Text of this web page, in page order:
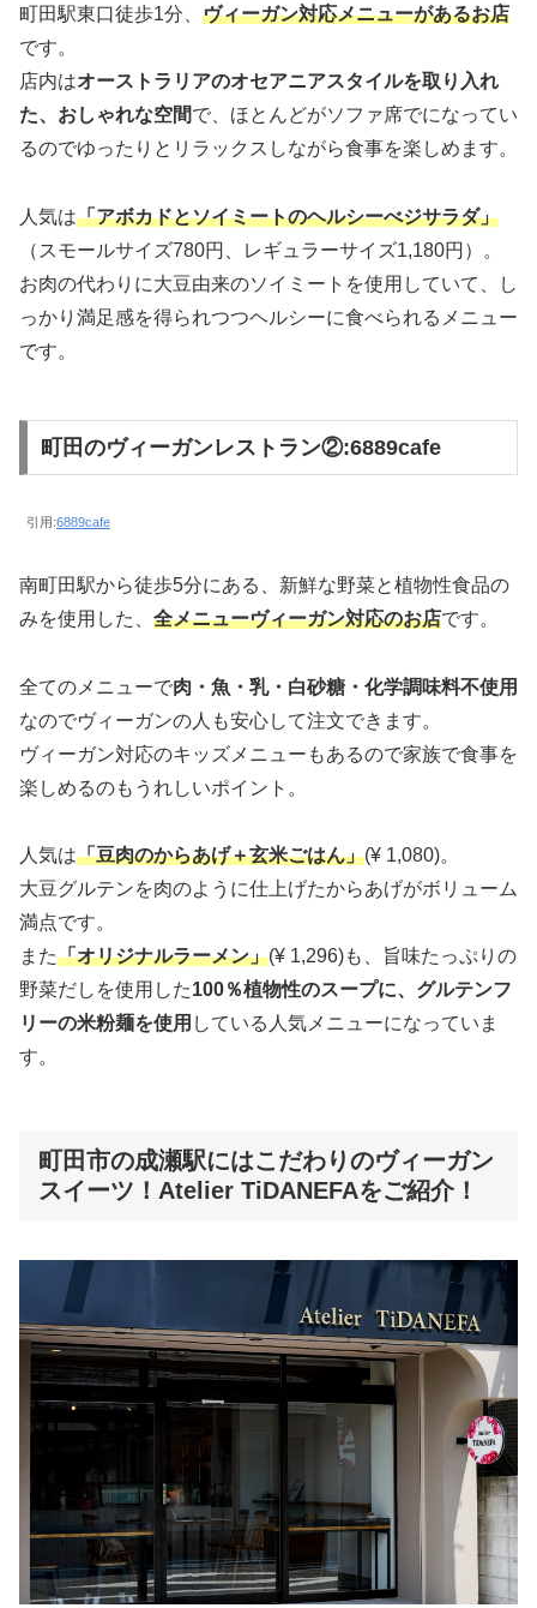
町田駅東口徒歩1分、 ヴィーガン対応メニューがあるお店
です。
店内はオーストラリアのオセアニアスタイルを取り入れ
た、おしゃれな空間で、ほとんどがソファ席でになってい
るのでゆったりとリラックスしながら食事を楽しめます。
人気は「アボカドとソイミートのヘルシーべジサラダ」
（スモールサイズ780円、レギュラーサイズ1,180円）。
お肉の代わりに大豆由来のソイミートを使用していて、し
っかり満足感を得られつつヘルシーに食べられるメニュー
です。
町田のヴィーガンレストラン②:6889cafe
引用:6889cafe
南町田駅から徒歩5分にある、新鮮な野菜と植物性食品の
みを使用した、 全メニューヴィーガン対応のお店です。
全てのメニューで肉・魚・乳・白砂糖・化学調味料不使用
なのでヴィーガンの人も安心して注文できます。
ヴィーガン対応のキッズメニューもあるので家族で食事を
楽しめるのもうれしいポイント。
人気は「豆肉のからあげ＋玄米ごはん」(¥ 1,080)。
大豆グルテンを肉のように仕上げたからあげがボリューム
満点です。
また「オリジナルラーメン」(¥ 1,296)も、旨味たっぷりの
野菜だしを使用した100％植物性のスープに、グルテンフ
リーの米粉麺を使用 している人気メニューになっていま
す。
町田市の成瀬駅にはこだわりのヴィーガン
スイーツ！Atelier TiDANEFAをご紹介！